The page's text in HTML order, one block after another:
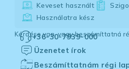
Keveset használt
Használatra kész
Kérdése van, vagy beszámíttatná
+36-30-7939-000
Üzenetet írok
Beszámíttatnám régi